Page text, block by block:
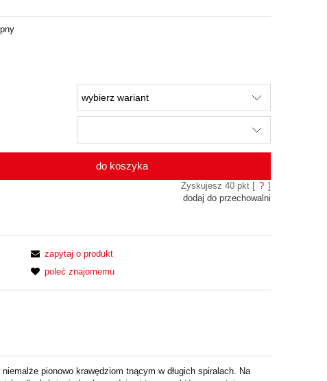
do koszyka
Zyskujesz 40pkt [ ? ]
dodaj do przechowalni
zapytaj o produkt
poleć znajomemu
pionowo krawędziom tnącym w długich spiralach. Na